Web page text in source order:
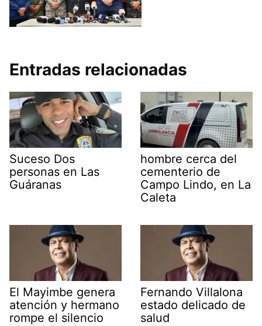
Entradas relacionadas
Suceso Dos
personas en Las
Guáranas
hombre cerca del
cementerio de
Campo Lindo, en La
Caleta
El Mayimbe genera
atención y hermano
rompe el silencio
Fernando Villalona
estado delicado de
salud